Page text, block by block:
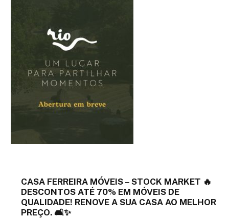
CASA FERREIRA MÓVEIS – STOCK MARKET 🔥
DESCONTOS ATÉ 70% EM MÓVEIS DE
QUALIDADE! RENOVE A SUA CASA AO MELHOR
PREÇO. 🛋️✨